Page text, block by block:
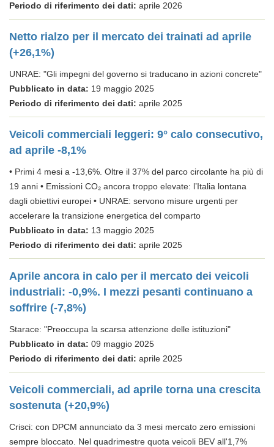
Periodo di riferimento dei dati: aprile 2026
Netto rialzo per il mercato dei trainati ad aprile
(+26,1%)
UNRAE: "Gli impegni del governo si traducano in azioni concrete"
Pubblicato in data: 19 maggio 2025
Periodo di riferimento dei dati: aprile 2025
Veicoli commerciali leggeri: 9° calo consecutivo,
ad aprile -8,1%
• Primi 4 mesi a -13,6%. Oltre il 37% del parco circolante ha più di
19 anni • Emissioni CO₂ ancora troppo elevate: l’Italia lontana
dagli obiettivi europei • UNRAE: servono misure urgenti per
accelerare la transizione energetica del comparto
Pubblicato in data: 13 maggio 2025
Periodo di riferimento dei dati: aprile 2025
Aprile ancora in calo per il mercato dei veicoli
industriali: -0,9%. I mezzi pesanti continuano a
soffrire (-7,8%)
Starace: "Preoccupa la scarsa attenzione delle istituzioni"
Pubblicato in data: 09 maggio 2025
Periodo di riferimento dei dati: aprile 2025
Veicoli commerciali, ad aprile torna una crescita
sostenuta (+20,9%)
Crisci: con DPCM annunciato da 3 mesi mercato zero emissioni
sempre bloccato. Nel quadrimestre quota veicoli BEV all'1,7%